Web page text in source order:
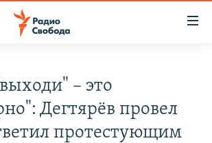
– это
Дегтярёв провел
протестующим